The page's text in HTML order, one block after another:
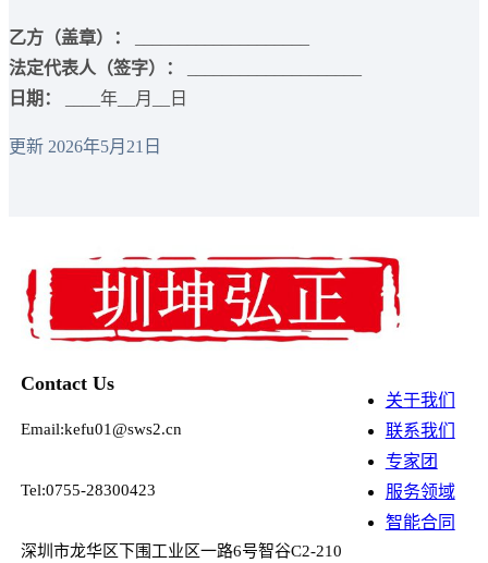
乙方（盖章）：
法定代表人（签字）：
日期：
____年__月__日
更新 2026年5月21日
Contact Us
Email:kefu01@sws2.cn
Tel:0755-28300423
深圳市龙华区下围工业区一路6号智谷C2-210
关于我们
联系我们
专家团
服务领域
智能合同